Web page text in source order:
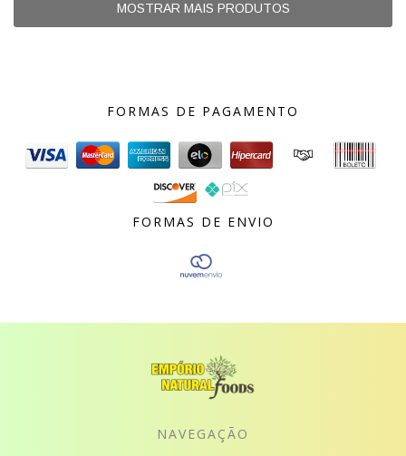
MOSTRAR MAIS PRODUTOS
FORMAS DE PAGAMENTO
FORMAS DE ENVIO
NAVEGAÇÃO